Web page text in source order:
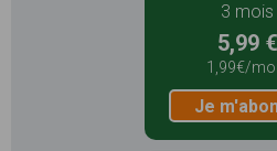
3 mois
5,99 €
1,99€/
Je